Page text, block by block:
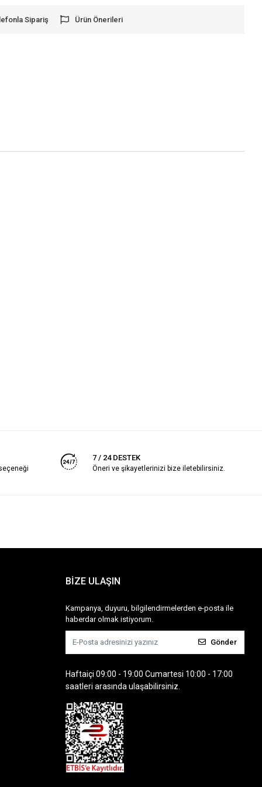
Sipariş Ürün Önerileri
7 / 24 DESTEK
Öneri ve şikayetlerinizi bize iletebilirsiniz.
BİZE ULAŞIN
Kampanya, duyuru, bilgilendirmelerden e-posta ile
haberdar olmak istiyorum.
Gönder
Haftaiçi 09:00 - 19:00 Cumartesi 10:00 - 17:00
saatleri arasında ulaşabilirsiniz.